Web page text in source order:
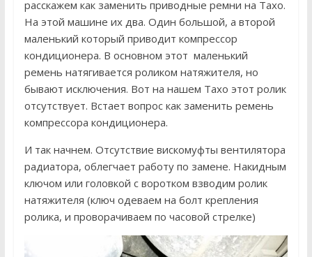
расскажем как заменить приводные ремни на Тахо.
На этой машине их два. Один большой, а второй
маленький который приводит компрессор
кондиционера. В основном этот маленький
ремень натягивается роликом натяжителя, но
бывают исключения. Вот на нашем Тахо этот ролик
отсутствует. Встает вопрос как заменить ремень
компрессора кондиционера.
И так начнем. Отсутствие вискомуфты вентилятора
радиатора, облегчает работу по замене. Накидным
ключом или головкой с воротком взводим ролик
натяжителя (ключ одеваем на болт крепления
ролика, и проворачиваем по часовой стрелке)